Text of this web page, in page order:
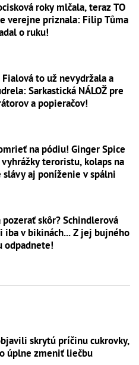
roky mlčala, teraz TO
verejne priznala: Filip Tůma
o ruku!
Fialová to už nevydržala a
Sarkastická NÁLOŽ pre
a popieračov!
na pódiu! Ginger Spice
teroristu, kolaps na
slávy aj poníženie v spálni
pozerať skôr? Schindlerová
iba v bikinách... Z jej bujného
odpadnete!
skrytú príčinu cukrovky,
úplne zmeniť liečbu